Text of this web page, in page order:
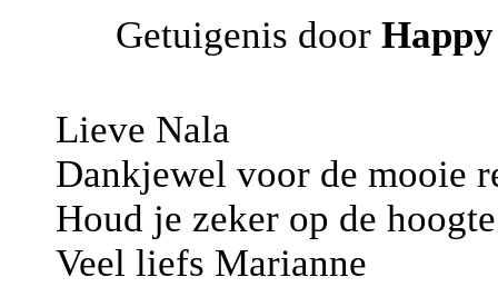
Getuigenis door Happy
Lieve Nala
Dankjewel voor de mooie
Houd je zeker op de hoogte
Veel liefs Marianne